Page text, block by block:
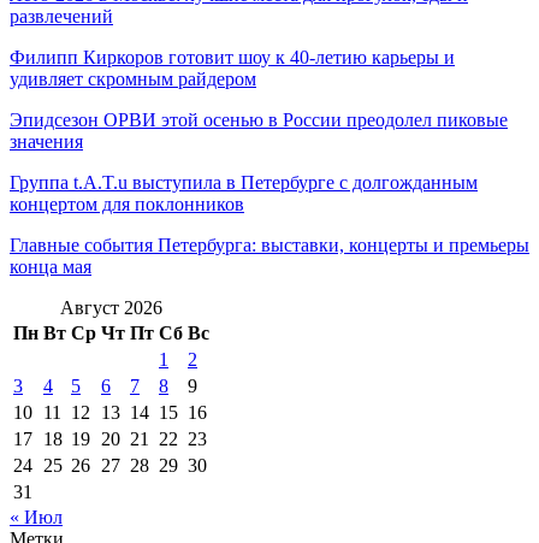
развлечений
Филипп Киркоров готовит шоу к 40-летию карьеры и
удивляет скромным райдером
Эпидсезон ОРВИ этой осенью в России преодолел пиковые
значения
Группа t.A.T.u выступила в Петербурге с долгожданным
концертом для поклонников
Главные события Петербурга: выставки, концерты и премьеры
конца мая
Август 2026
Пн Вт Ср Чт Пт Сб Вс
1
2
3
4 5 6 7 8
9
10 11 12 13 14 15 16
17 18 19 20 21 22 23
24 25 26 27 28 29 30
31
« Июл
Метки